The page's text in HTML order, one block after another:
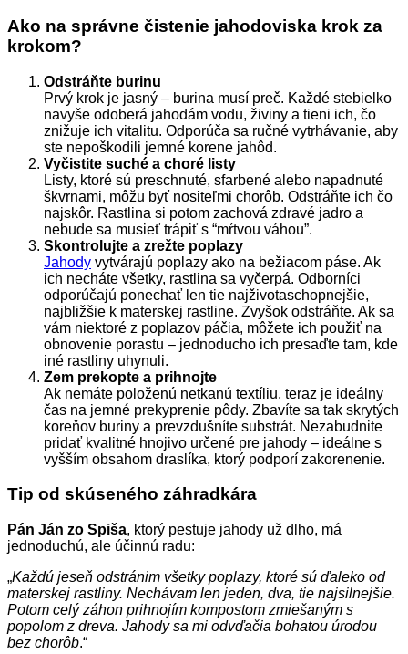
Ako na správne čistenie jahodoviska krok za
krokom?
Odstráňte burinu
Prvý krok je jasný – burina musí preč. Každé stebielko
navyše odoberá jahodám vodu, živiny a tieni ich, čo
znižuje ich vitalitu. Odporúča sa ručné vytrhávanie, aby
ste nepoškodili jemné korene jahôd.
Vyčistite suché a choré listy
Listy, ktoré sú preschnuté, sfarbené alebo napadnuté
škvrnami, môžu byť nositeľmi chorôb. Odstráňte ich čo
najskôr. Rastlina si potom zachová zdravé jadro a
nebude sa musieť trápiť s “mŕtvou váhou”.
Skontrolujte a zrežte poplazy
Jahody vytvárajú poplazy ako na bežiacom páse. Ak
ich necháte všetky, rastlina sa vyčerpá. Odborníci
odporúčajú ponechať len tie najživotaschopnejšie,
najbližšie k materskej rastline. Zvyšok odstráňte. Ak sa
vám niektoré z poplazov páčia, môžete ich použiť na
obnovenie porastu – jednoducho ich presaďte tam, kde
iné rastliny uhynuli.
Zem prekopte a prihnojte
Ak nemáte položenú netkanú textíliu, teraz je ideálny
čas na jemné prekyprenie pôdy. Zbavíte sa tak skrytých
koreňov buriny a prevzdušníte substrát. Nezabudnite
pridať kvalitné hnojivo určené pre jahody – ideálne s
vyšším obsahom draslíka, ktorý podporí zakorenenie.
Tip od skúseného záhradkára
Pán Ján zo Spiša, ktorý pestuje jahody už dlho, má
jednoduchú, ale účinnú radu:
„Každú jeseň odstránim všetky poplazy, ktoré sú ďaleko od
materskej rastliny. Nechávam len jeden, dva, tie najsilnejšie.
Potom celý záhon prihnojím kompostom zmiešaným s
popolom z dreva. Jahody sa mi odvďačia bohatou úrodou
bez chorôb.“